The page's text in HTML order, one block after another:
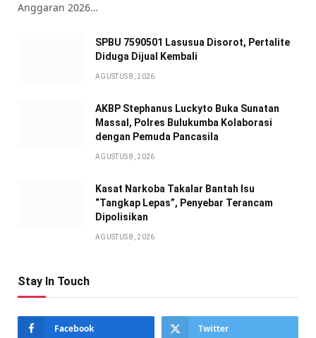
Anggaran 2026…
SPBU 7590501 Lasusua Disorot, Pertalite
Diduga Dijual Kembali
AGUSTUS 8, 2026
AKBP Stephanus Luckyto Buka Sunatan
Massal, Polres Bulukumba Kolaborasi
dengan Pemuda Pancasila
AGUSTUS 8, 2026
Kasat Narkoba Takalar Bantah Isu
“Tangkap Lepas”, Penyebar Terancam
Dipolisikan
AGUSTUS 8, 2026
Stay In Touch
Facebook Twitter